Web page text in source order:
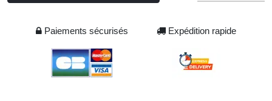
Paiements sécurisés Expédition rapide